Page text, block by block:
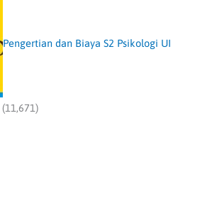
Pengertian dan Biaya S2 Psikologi UI
(11,671)